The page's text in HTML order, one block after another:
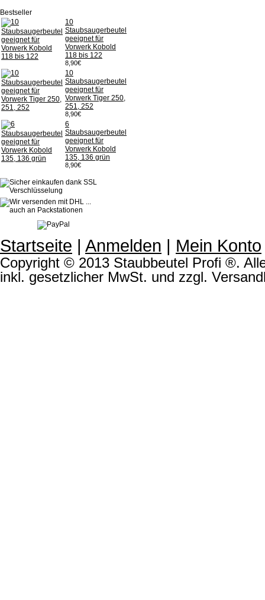
Bestseller
10
Staubsaugerbeutel
geeignet für
Vorwerk Kobold
118 bis 122
8,90€
10
Staubsaugerbeutel
geeignet für
Vorwerk Tiger 250,
251, 252
8,90€
6
Staubsaugerbeutel
geeignet für
Vorwerk Kobold
135, 136 grün
8,90€
Startseite | Anmelden | Mein Konto
Copyright © 2013 Staubbeutel Profi ®.
inkl. gesetzlicher MwSt. und zzgl.